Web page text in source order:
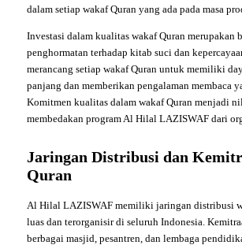
dalam setiap wakaf Quran yang ada pada masa
Investasi dalam kualitas wakaf Quran merupakan
penghormatan terhadap kitab suci dan
merancang setiap wakaf Quran untuk memiliki
panjang dan memberikan pengalaman membaca
Komitmen kualitas dalam wakaf Quran menjadi
membedakan program Al Hilal LAZISWAF dari
Jaringan Distribusi dan
Quran
Al Hilal LAZISWAF memiliki jaringan distribusi
luas dan terorganisir di seluruh Indonesia.
berbagai masjid, pesantren, dan lembaga